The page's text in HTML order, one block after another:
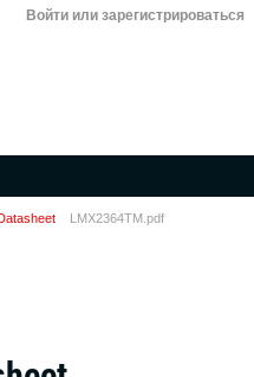
Войти или зарегистрироваться
LMX2364TM.pdf